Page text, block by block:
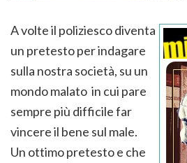
A volte il poliziesco diventa
un pretesto per indagare
sulla nostra società, su un
mondo malato in cui pare
sempre più difficile far
vincere il bene sul male.
Un ottimo pretesto e che